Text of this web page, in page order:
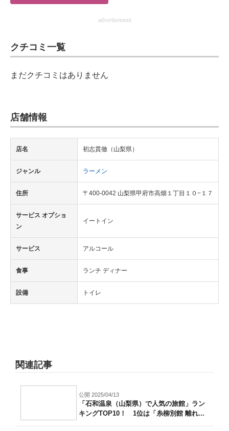
電子設計の基本と応用
建設×テクノロジーの最前線
ちょっと気になるネットの話題
advertisement
クチコミ一覧
まだクチコミはありません
店舗情報
店名 初志貫徹（山梨県）
ジャンル ラーメン
住所 〒400-0042 山梨県甲府市高畑１丁目１０−１７
サービス オプショ
ン
イートイン
サービス アルコール
食事 ランチ ディナー
設備 トイレ
関連記事
公開 2025/04/13
「石和温泉（山梨県）で人気の旅館」ラン
キングTOP10！ 1位は「糸柳別館 離れ...